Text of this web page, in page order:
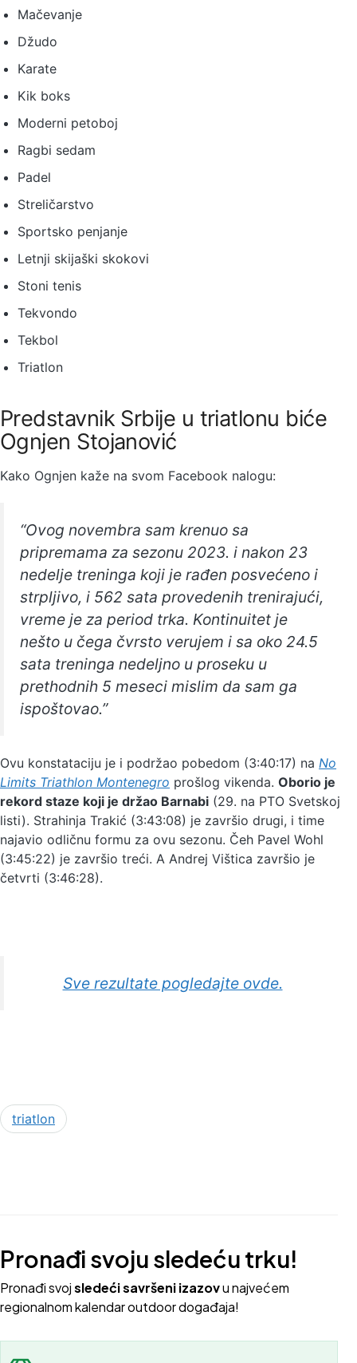
Mačevanje
Džudo
Karate
Kik boks
Moderni petoboj
Ragbi sedam
Padel
Streličarstvo
Sportsko penjanje
Letnji skijaški skokovi
Stoni tenis
Tekvondo
Tekbol
Triatlon
Predstavnik Srbije u triatlonu biće
Ognjen Stojanović
Kako Ognjen kaže na svom Facebook nalogu:
“Ovog novembra sam krenuo sa
pripremama za sezonu 2023. i nakon 23
nedelje treninga koji je rađen posvećeno i
strpljivo, i 562 sata provedenih trenirajući,
vreme je za period trka. Kontinuitet je
nešto u čega čvrsto verujem i sa oko 24.5
sata treninga nedeljno u proseku u
prethodnih 5 meseci mislim da sam ga
ispoštovao.”
Ovu konstataciju je i podržao pobedom (3:40:17) na No
Limits Triathlon Montenegro prošlog vikenda. Oborio je
rekord staze koji je držao Barnabi (29. na PTO Svetskoj
listi). Strahinja Trakić (3:43:08) je završio drugi, i time
najavio odličnu formu za ovu sezonu. Čeh Pavel Wohl
(3:45:22) je završio treći. A Andrej Vištica završio je
četvrti (3:46:28).
Sve rezultate pogledajte ovde.
triatlon
Pronađi svoju sledeću trku!
Pronađi svojsledeći savršeni izazovu najvećem
regionalnom kalendar outdoor događaja!